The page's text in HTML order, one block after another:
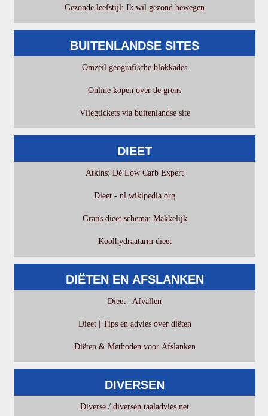
Gezonde leefstijl: Ik wil gezond bewegen
BUITENLANDSE SITES
Omzeil geografische blokkades
Online kopen over de grens
Vliegtickets via buitenlandse site
DIEET
Atkins: Dé Low Carb Expert
Dieet - nl.wikipedia.org
Gratis dieet schema: Makkelijk
Koolhydraatarm dieet
DIËTEN EN AFSLANKEN
Dieet | Afvallen
Dieet | Tips en advies over diëten
Diëten & Methoden voor Afslanken
DIVERSEN
Diverse / diversen taaladvies.net